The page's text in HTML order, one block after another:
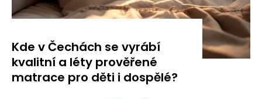
Kde v Čechách se vyrábí
kvalitní a léty prověřené
matrace pro děti i dospělé?